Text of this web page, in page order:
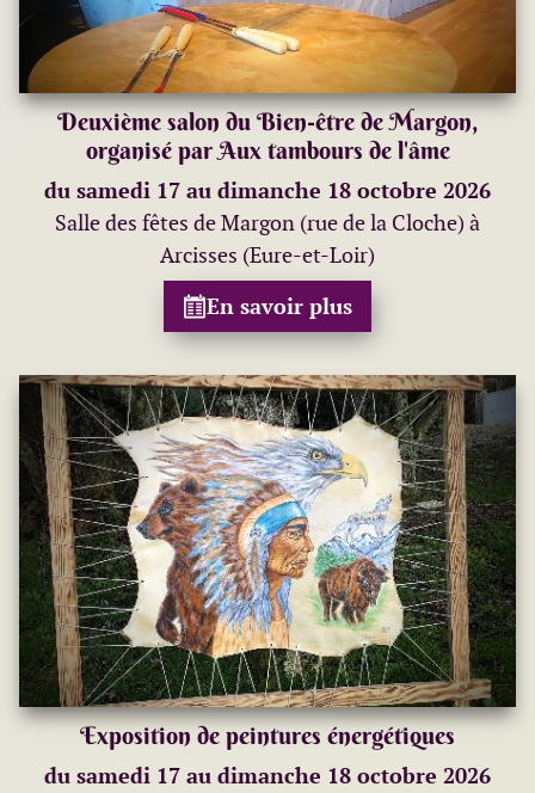
Deuxième salon du Bien-être de Margon,
organisé par Aux tambours de l'âme
du samedi 17 au dimanche 18 octobre 2026
Salle des fêtes de Margon (rue de la Cloche) à
Arcisses (Eure-et-Loir)
En savoir plus
Exposition de peintures énergétiques
du samedi 17 au dimanche 18 octobre 2026